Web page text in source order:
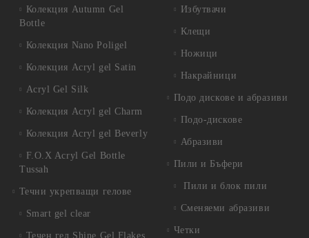
Колекция Autumn Gel
Bottle
Колекция Nano Poligel
Колекция Acryl gel Satin
Acryl Gel Silk
Колекция Acryl gel Charm
Колекция Acryl gel Beverly
F.O.X Acryl Gel Bottle
Tussah
Течни укрепващи гелове
Smart gel clear
Течен гел Shine Gel Flakes
Избутвачи
Клещи
Ножици
Накрайници
Подо дискове и абразиви
Подо-дискове
Абразиви
Пили и Бъфери
Пили и блок пили
Сменяеми абразиви
Четки